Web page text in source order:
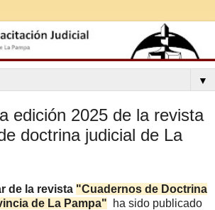
▼
edición 2025 de la revista
doctrina judicial de La
de la revista "Cuadernos de Doctrina
de La Pampa" ha sido publicado